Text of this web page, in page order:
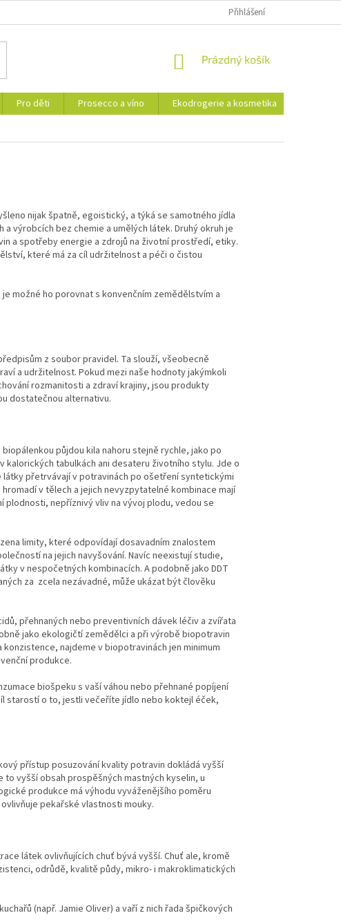
Přihlášení
NÁKUPNÍ
Prázdný košík
Pro děti Prosecco a víno Ekodrogerie a kosmetika
nijak špatně, egoistický, a týká se samotného jídla
výrobcích bez chemie a umělých látek. Druhý okruh je
a spotřeby energie a zdrojů na životní prostředí, etiky.
které má za cíl udržitelnost a péči o čistou
možné ho porovnat s konvenčním zemědělstvím a
z soubor pravidel. Ta slouží, všeobecně
a udržitelnost. Pokud mezi naše hodnoty jakýmkoli
rozmanitosti a zdraví krajiny, jsou produkty
dostatečnou alternativu.
půjdou kila nahoru stejně rychle, jako po
tabulkách ani desateru životního stylu. Jde o
přetrvávají v potravinách po ošetření syntetickými
v tělech a jejich nevyzpytatelné kombinace mají
plodnosti, nepříznivý vliv na vývoj plodu, vedou se
limity, které odpovídají dosavadním znalostem
na jejich navyšování. Navíc neexistují studie,
v nespočetných kombinacích. A podobně jako DDT
za zcela nezávadné, může ukázat být člověku
přehnaných nebo preventivních dávek léčiv a zvířata
jako ekologičtí zemědělci a při výrobě biopotravin
najdeme v biopotravinách jen minimum
produkce.
biošpeku s vaší váhou nebo přehnané popíjení
starostí o to, jestli večeříte jídlo nebo koktejl éček,
přístup posuzování kvality potravin dokládá vyšší
to vyšší obsah prospěšných mastných kyselin, u
produkce má výhodu vyváženějšího poměru
pekařské vlastnosti mouky.
látek ovlivňujících chuť bývá vyšší. Chuť ale, kromě
odrůdě, kvalitě půdy, mikro- i makroklimatických
(např. Jamie Oliver) a vaří z nich řada špičkových